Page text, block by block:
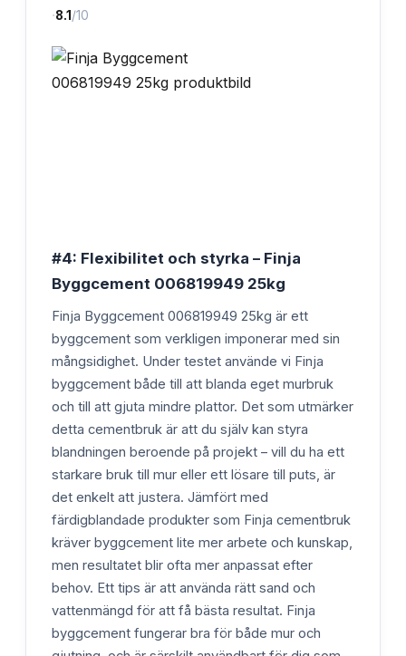
·8.1 /10
#4: Flexibilitet och styrka – Finja
Byggcement 006819949 25kg
Finja Byggcement 006819949 25kg är ett
byggcement som verkligen imponerar med sin
mångsidighet. Under testet använde vi Finja
byggcement både till att blanda eget murbruk
och till att gjuta mindre plattor. Det som utmärker
detta cementbruk är att du själv kan styra
blandningen beroende på projekt – vill du ha ett
starkare bruk till mur eller ett lösare till puts, är
det enkelt att justera. Jämfört med
färdigblandade produkter som Finja cementbruk
kräver byggcement lite mer arbete och kunskap,
men resultatet blir ofta mer anpassat efter
behov. Ett tips är att använda rätt sand och
vattenmängd för att få bästa resultat. Finja
byggcement fungerar bra för både mur och